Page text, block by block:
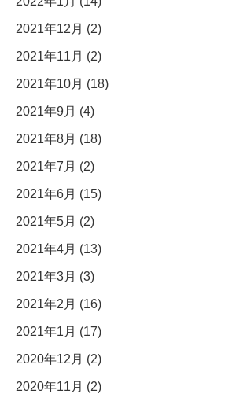
2021年12月 (2)
2021年11月 (2)
2021年10月 (18)
2021年9月 (4)
2021年8月 (18)
2021年7月 (2)
2021年6月 (15)
2021年5月 (2)
2021年4月 (13)
2021年3月 (3)
2021年2月 (16)
2021年1月 (17)
2020年12月 (2)
2020年11月 (2)